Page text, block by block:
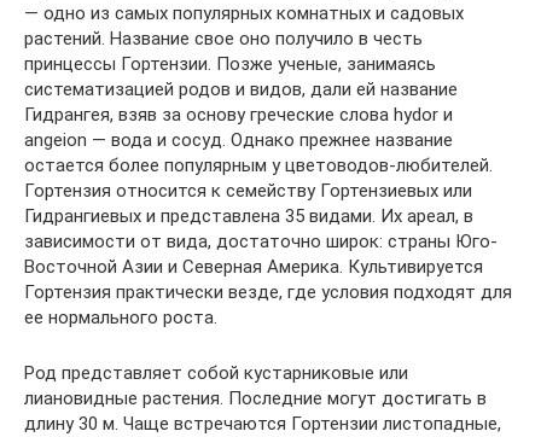
— одно из самых популярных комнатных и садовых
растений. Название свое оно получило в честь
принцессы Гортензии. Позже ученые, занимаясь
систематизацией родов и видов, дали ей название
Гидрангея, взяв за основу греческие слова hydor и
angeion — вода и сосуд. Однако прежнее название
остается более популярным у цветоводов-любителей.
Гортензия относится к семейству Гортензиевых или
Гидрангиевых и представлена 35 видами. Их ареал, в
зависимости от вида, достаточно широк: страны Юго-
Восточной Азии и Северная Америка. Культивируется
Гортензия практически везде, где условия подходят для
ее нормального роста.
Род представляет собой кустарниковые или
лиановидные растения. Последние могут достигать в
длину 30 м. Чаще встречаются Гортензии листопадные,